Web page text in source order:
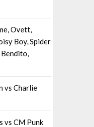
Ovett,
Boy, Spider
Bendito,
vs Charlie
vs CM Punk